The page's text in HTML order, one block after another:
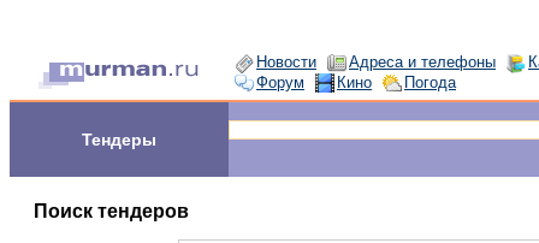
Новости Адреса и телефоны
Форум
Кино Погода
Тендеры
Поиск тендеров